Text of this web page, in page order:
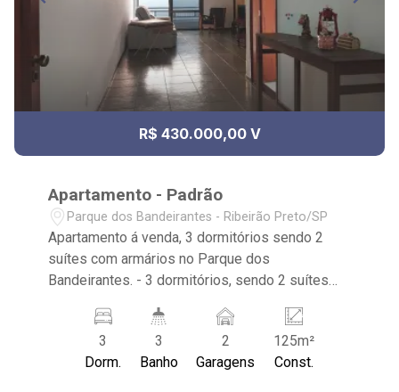
R$ 430.000,00 V
Apartamento - Padrão
Parque dos Bandeirantes - Ribeirão Preto/SP
Apartamento á venda, 3 dormitórios sendo 2
suítes com armários no Parque dos
Bandeirantes. - 3 dormitórios, sendo 2 suítes
teto - 1 banheiro social - Sala 2 ambientes com
ar condicionado e ventilador de teto e ampla
sacada - Cozinha planejada - Área de serviço
3
Dorm.
3
Banho
2
Garagens
125m²
Const.